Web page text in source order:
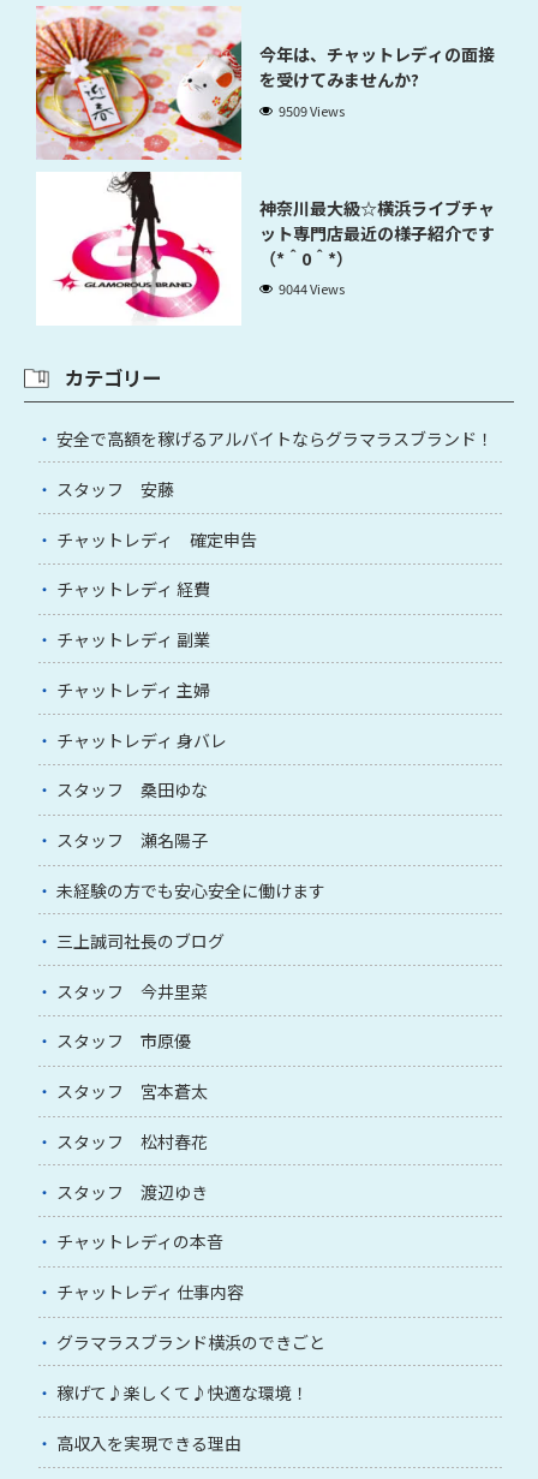
今年は、チャットレディの面接
を受けてみませんか?
9509 Views
神奈川最大級☆横浜ライブチャ
ット専門店最近の様子紹介です
（*＾0＾*）
9044 Views
カテゴリー
安全で高額を稼げるアルバイトならグラマラスブランド！
スタッフ 安藤
チャットレディ 確定申告
チャットレディ 経費
チャットレディ 副業
チャットレディ 主婦
チャットレディ 身バレ
スタッフ 桑田ゆな
スタッフ 瀬名陽子
未経験の方でも安心安全に働けます
三上誠司社長のブログ
スタッフ 今井里菜
スタッフ 市原優
スタッフ 宮本蒼太
スタッフ 松村春花
スタッフ 渡辺ゆき
チャットレディの本音
チャットレディ 仕事内容
グラマラスブランド横浜のできごと
稼げて♪楽しくて♪快適な環境！
高収入を実現できる理由